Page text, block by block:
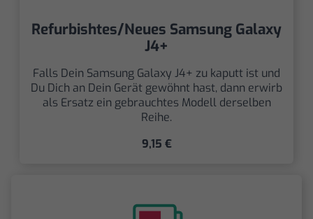
Refurbishtes/Neues Samsung Galaxy
J4+
Falls Dein Samsung Galaxy J4+ zu kaputt ist und
Du Dich an Dein Gerät gewöhnt hast, dann erwirb
als Ersatz ein gebrauchtes Modell derselben
Reihe.
9,15 €